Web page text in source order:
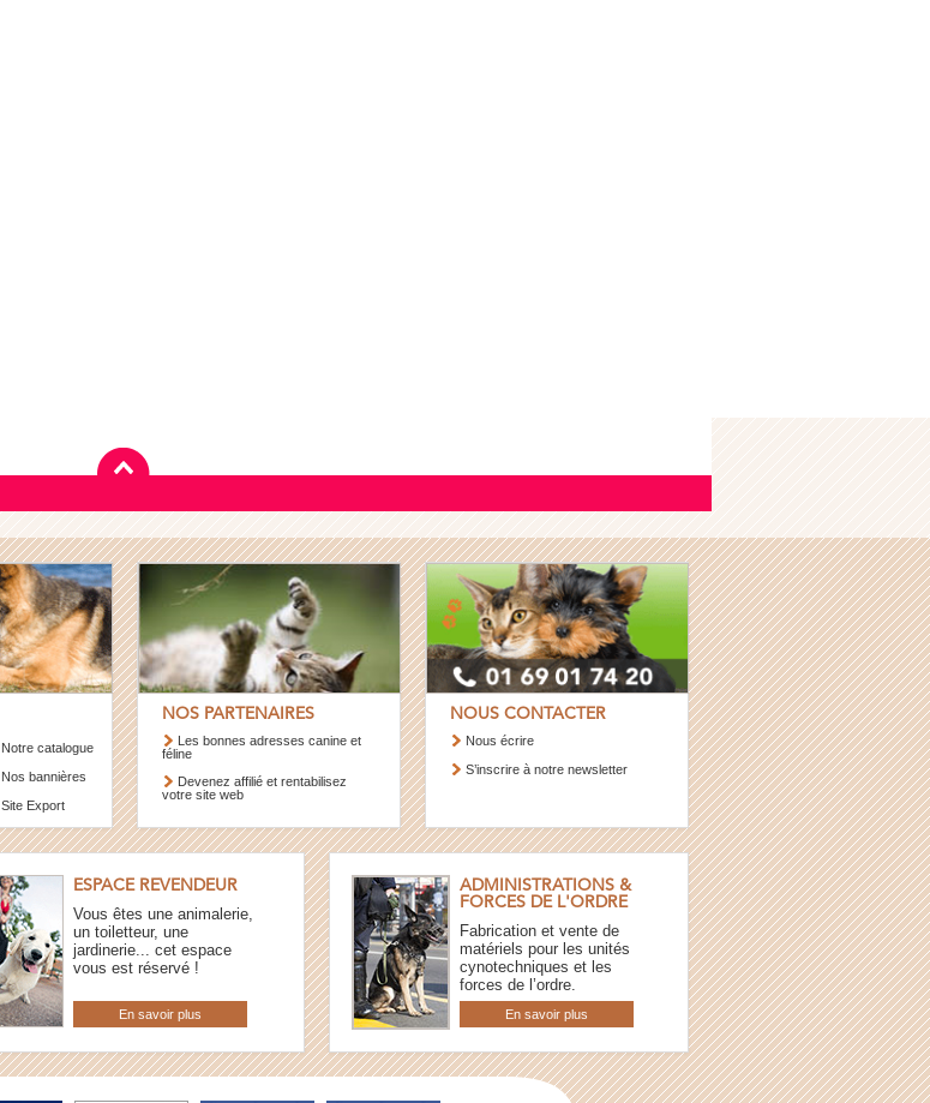
Notre catalogue
Nos bannières
Site Export
NOS PARTENAIRES
Les bonnes adresses canine et
féline
Devenez affilié et rentabilisez
votre site web
NOUS CONTACTER
Nous écrire
S’inscrire à notre newsletter
ESPACE REVENDEUR
Vous êtes une animalerie,
un toiletteur, une
jardinerie... cet espace
vous est réservé !
En savoir plus
ADMINISTRATIONS &
FORCES DE L'ORDRE
Fabrication et vente de
matériels pour les unités
cynotechniques et les
forces de l’ordre.
En savoir plus